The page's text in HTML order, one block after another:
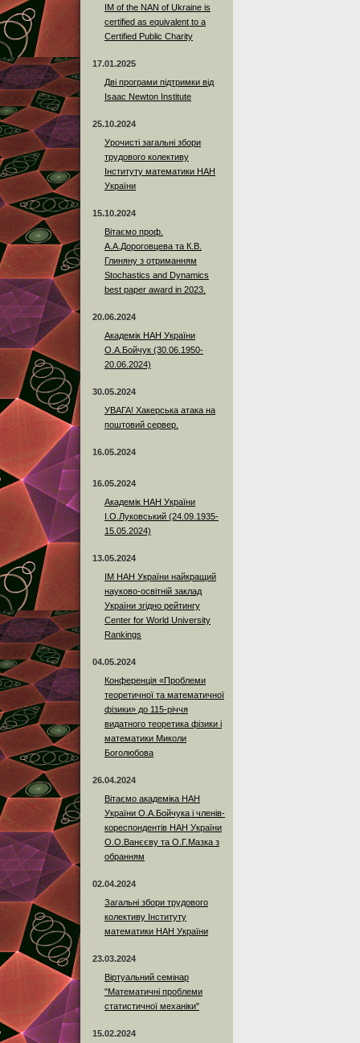
IM of the NAN of Ukraine is
certified as equivalent to a
Certified Public Charity
17.01.2025
Дві програми підтримки від
Isaac Newton Institute
25.10.2024
Урочисті загальні збори
трудового колективу
Інституту математики НАН
України
15.10.2024
Вітаємо проф.
А.А.Дороговцева та К.В.
Глиняну з отриманням
Stochastics and Dynamics
best paper award in 2023.
20.06.2024
Академік НАН України
О.А.Бойчук (30.06.1950-
20.06.2024)
30.05.2024
УВАГА! Хакерська атака на
поштовий сервер.
16.05.2024
16.05.2024
Академік НАН України
І.О.Луковський (24.09.1935-
15.05.2024)
13.05.2024
ІМ НАН України найкращий
науково-освітній заклад
України згідно рейтингу
Center for World University
Rankings
04.05.2024
Конференція «Проблеми
теоретичної та математичної
фізики» до 115-річчя
видатного теоретика фізики і
математики Миколи
Боголюбова
26.04.2024
Вітаємо академіка НАН
України О.А.Бойчука і членів-
кореспондентів НАН України
О.О.Ванєєву та О.Г.Мазка з
обранням
02.04.2024
Загальні збори трудового
колективу Інституту
математики НАН України
23.03.2024
Віртуальний семінар
"Математичні проблеми
статистичної механіки"
15.02.2024